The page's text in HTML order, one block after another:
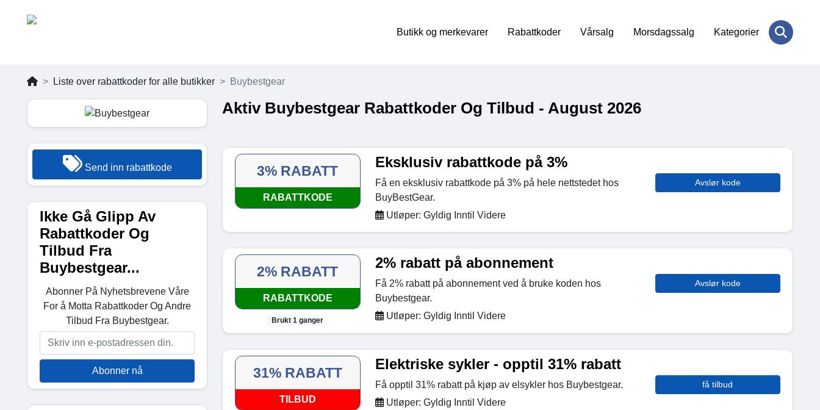
Butikk og merkevarer Rabattkoder Vårsalg Morsdagssalg Kategorier
Liste over rabattkoder for alle butikker Buybestgear
Send inn rabattkode
Ikke Gå Glipp Av
Rabattkoder Og
Tilbud Fra
Buybestgear...
Abonner På Nyhetsbrevene Våre
For å Motta Rabattkoder Og Andre
Tilbud Fra Buybestgear.
Abonner nå
Aktiv Buybestgear Rabattkoder Og Tilbud - August 2026
3% RABATT
RABATTKODE
Eksklusiv rabattkode på 3%
Få en eksklusiv rabattkode på 3% på hele nettstedet hos
BuyBestGear.
Utløper: Gyldig Inntil Videre
Avslør kode
2% RABATT
RABATTKODE
Brukt 1 ganger
2% rabatt på abonnement
Få 2% rabatt på abonnement ved å bruke koden hos
Buybestgear.
Utløper: Gyldig Inntil Videre
Avslør kode
31% RABATT
TILBUD
Elektriske sykler - opptil 31% rabatt
Få opptil 31% rabatt på kjøp av elsykler hos Buybestgear.
Utløper: Gyldig Inntil Videre
få tilbud